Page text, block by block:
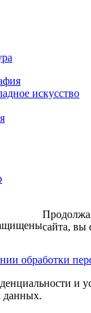
искусство
обработки
сайта, вы
и
данных.